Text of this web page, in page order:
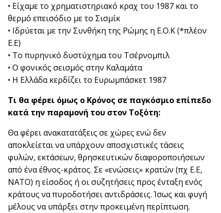
• Είχαμε το χρηματιστηριακό κραχ του 1987 και το
θερμό επεισόδιο με το Σισμίκ
• Ιδρύεται με την Συνθήκη της Ρώμης η Ε.Ο.Κ (*πλέον
Ε.Ε)
• Το πυρηνικό δυστύχημα του Τσέρνομπιλ
• Ο φονικός σεισμός στην Καλαμάτα
• Η Ελλάδα κερδίζει το Ευρωμπάσκετ 1987
Τι θα φέρει όμως ο Κρόνος σε παγκόσμιο επίπεδο
κατά την παραμονή του στον Τοξότη:
Θα φέρει ανακατατάξεις σε χώρες ενώ δεν
αποκλείεται να υπάρχουν αποσχιστικές τάσεις
φυλών, εκτάσεων, θρησκευτικών διαφοροποιήσεων
από ένα έθνος-κράτος. Σε «ενώσεις» κρατών (πχ Ε.Ε,
ΝΑΤΟ) η είσοδος ή οι συζητήσεις προς ένταξη ενός
κράτους να πυροδοτήσει αντιδράσεις. Ίσως και φυγή
μέλους να υπάρξει στην προκειμένη περίπτωση.